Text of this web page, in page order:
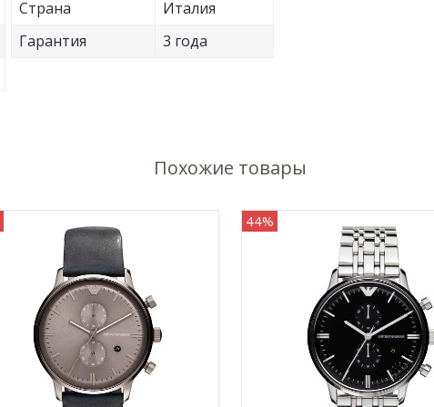
Страна
Италия
Гарантия
3 года
Похожие товары
44%